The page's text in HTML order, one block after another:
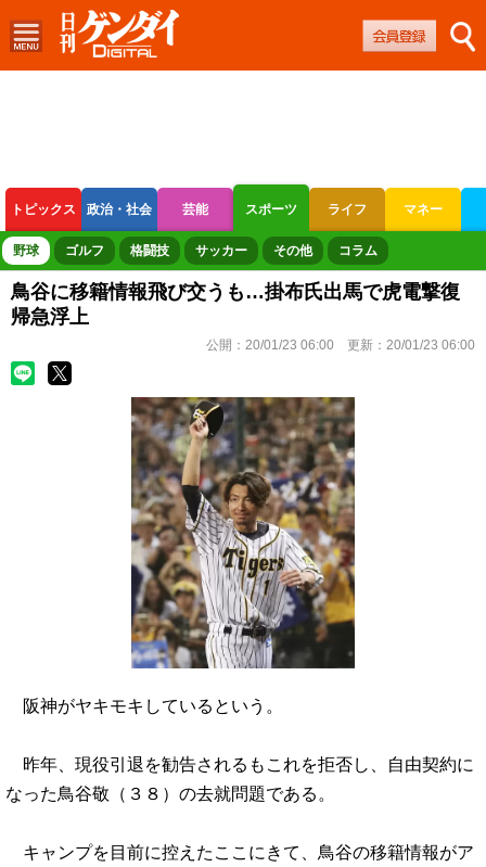
トピックス 政治・社会 芸能 スポーツ ライフ マネー
ボートレース 競輪 オートレース
野球 ゴルフ 格闘技 サッカー その他 コラム
鳥谷に移籍情報飛び交うも…掛布氏出馬で虎電撃復
帰急浮上
公開： 20/01/23 06:00 更新： 20/01/23 06:00
阪神がヤキモキしているという。
昨年、現役引退を勧告されるもこれを拒否し、自由契約に
なった鳥谷敬（３８）の去就問題である。
キャンプを目前に控えたここにきて、鳥谷の移籍情報がア